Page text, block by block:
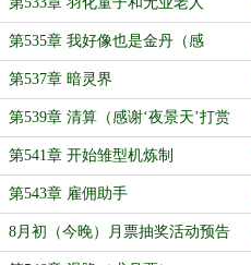
第535章 我好像也是金丹（感
谢‘Dream3r’打赏盟主）
第537章 暗灵界
第539章 清算（感谢‘夜景天’打赏
盟主）
第541章 开始雏型机炼制
第543章 雇佣助手
8月初（今晚）月票抽奖活动预告